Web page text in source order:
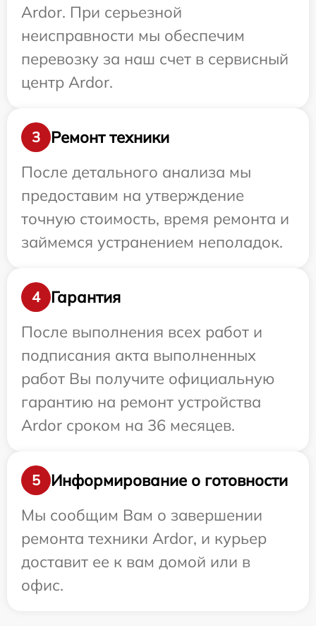
Ardor. При серьезной
неисправности мы обеспечим
перевозку за наш счет в сервисный
центр Ardor.
3
Ремонт техники
После детального анализа мы
предоставим на утверждение
точную стоимость, время ремонта и
займемся устранением неполадок.
4
Гарантия
После выполнения всех работ и
подписания акта выполненных
работ Вы получите официальную
гарантию на ремонт устройства
Ardor сроком на 36 месяцев.
5
Информирование о готовности
Мы сообщим Вам о завершении
ремонта техники Ardor, и курьер
доставит ее к вам домой или в
офис.